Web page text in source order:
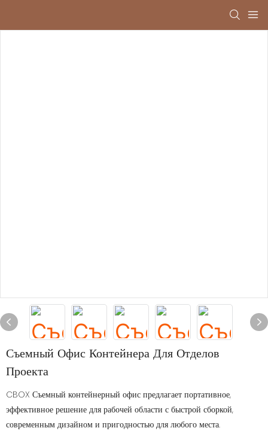
Съемный Офис Контейнера Для Отделов
Проекта
CBOX Съемный контейнерный офис предлагает портативное,
эффективное решение для рабочей области с быстрой сборкой,
современным дизайном и пригодностью для любого места.